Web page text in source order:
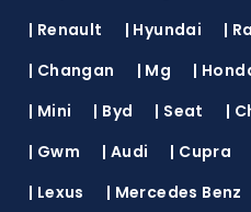
| Renault | Hyundai |
| Changan | Mg |
| Mini | Byd | Seat |
| Gwm | Audi | Cupra
| Lexus | Mercedes Benz